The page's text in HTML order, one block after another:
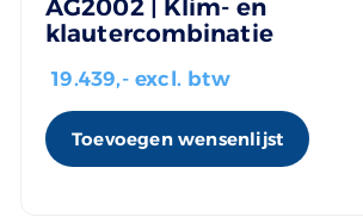
AG2002 | Klim- en
klautercombinatie
19.439,- excl. btw
Toevoegen wensenlijst